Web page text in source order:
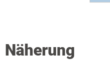
Näherung